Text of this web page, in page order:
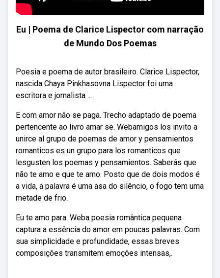
Eu | Poema de Clarice Lispector com narração
de Mundo Dos Poemas
Poesia e poema de autor brasileiro. Clarice Lispector,
nascida Chaya Pinkhasovna Lispector foi uma
escritora e jornalista ...
E com amor não se paga. Trecho adaptado de poema
pertencente ao livro amar se. Webamigos los invito a
unirce al grupo de poemas de amor y pensamientos
romanticos es un grupo para los romanticos que
lesgusten los poemas y pensamientos. Saberás que
não te amo e que te amo. Posto que de dois modos é
a vida, a palavra é uma asa do silêncio, o fogo tem uma
metade de frio.
Eu te amo para. Weba poesia romântica pequena
captura a essência do amor em poucas palavras. Com
sua simplicidade e profundidade, essas breves
composições transmitem emoções intensas,.